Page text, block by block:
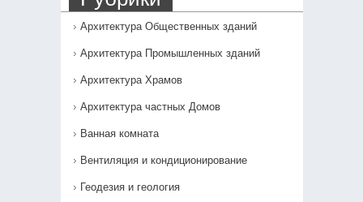
Архитектура Общественных зданий
Архитектура Промышленных зданий
Архитектура Храмов
Архитектура частных Домов
Ванная комната
Вентиляция и кондиционирование
Геодезия и геология